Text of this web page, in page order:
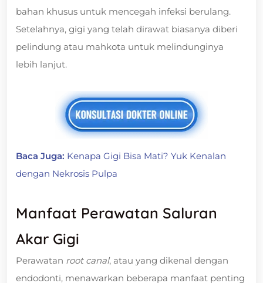
bahan khusus untuk mencegah infeksi berulang.
Setelahnya, gigi yang telah dirawat biasanya diberi
pelindung atau mahkota untuk melindunginya
lebih lanjut.
Baca Juga: Kenapa Gigi Bisa Mati? Yuk Kenalan
dengan Nekrosis Pulpa
Manfaat Perawatan Saluran
Akar Gigi
Perawatan root canal, atau yang dikenal dengan
endodonti, menawarkan beberapa manfaat penting